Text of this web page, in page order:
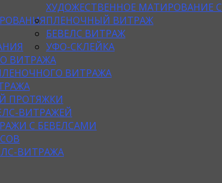
ХУДОЖЕСТВЕННОЕ МАТИРОВАНИЕ
ПЛЕНОЧНЫЙ ВИТРАЖ
ВИТРАЖА
ВИТРАЖА
ПРОТЯЖКИ
БЕВЕЛС ВИТРАЖ
ВИТРАЖЕЙ
С БЕВЕЛСАМИ
ВИТРАЖА
УФО-СКЛЕЙКА